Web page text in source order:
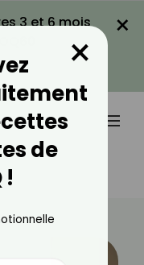
3 et 6 mois
×
de
!
×